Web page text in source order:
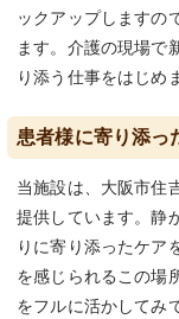
ックアップしますの
ます。介護の現場で
り添う仕事をはじめ
患者様に寄り添っ
当施設は、大阪市住
提供しています。静
りに寄り添ったケア
を感じられるこの場
をフルに活かしてみ